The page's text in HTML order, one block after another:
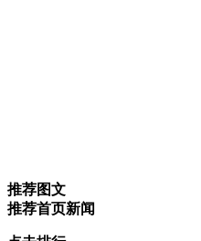
推荐图文
推荐首页新闻